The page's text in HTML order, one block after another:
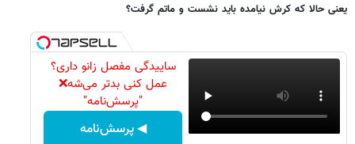
یعنی حالا که کرش نیامده باید نشست و ماتم گرفت؟
ساییدگی مفصل زانو داری؟
عمل کنی بدتر می‌شه❌
"پرسش‌نامه"
◀ پرسش‌نامه